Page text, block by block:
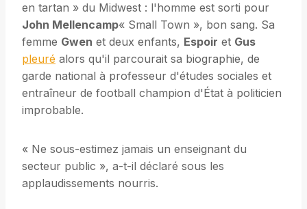
en tartan » du Midwest : l'homme est sorti pour
John Mellencamp« Small Town », bon sang. Sa
femme Gwen et deux enfants, Espoir et Gus
pleuré alors qu'il parcourait sa biographie, de
garde national à professeur d'études sociales et
entraîneur de football champion d'État à politicien
improbable.
« Ne sous-estimez jamais un enseignant du
secteur public », a-t-il déclaré sous les
applaudissements nourris.